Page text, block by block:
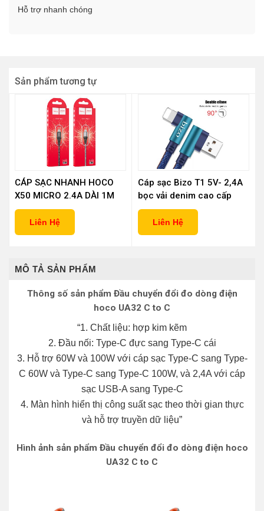
Hỗ trợ nhanh chóng
Sản phẩm tương tự
CÁP SẠC NHANH HOCO
X50 MICRO 2.4A DÀI 1M
Liên Hệ
Cáp sạc Bizo T1 5V- 2,4A
bọc vải denim cao cấp
siêu bền(Lightning + Micro
+ USB Type C)
Liên Hệ
MÔ TẢ SẢN PHẨM
Thông số sản phẩm Đầu chuyển đổi đo dòng điện
hoco UA32 C to C
“1. Chất liệu: hợp kim kẽm
2. Đầu nối: Type-C đực sang Type-C cái
3. Hỗ trợ 60W và 100W với cáp sạc Type-C sang Type-
C 60W và Type-C sang Type-C 100W, và 2,4A với cáp
sạc USB-A sang Type-C
4. Màn hình hiển thị công suất sạc theo thời gian thực
và hỗ trợ truyền dữ liệu”
Hình ảnh sản phẩm Đầu chuyển đổi đo dòng điện hoco
UA32 C to C